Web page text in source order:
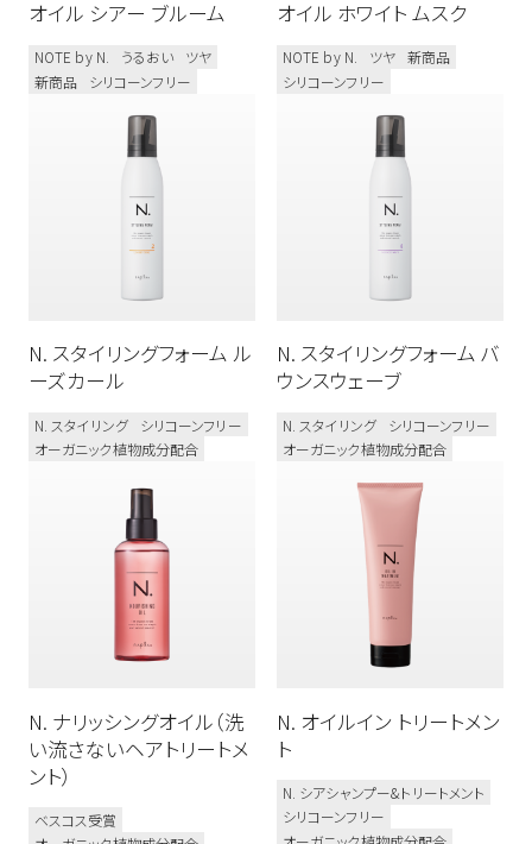
オイル シアー ブルーム
NOTE by N. うるおい
ツヤ
新商品
シリコーンフリー
オイル ホワイト ムスク
NOTE by N. ツヤ 新商品
シリコーンフリー
N. スタイリングフォーム ル
ーズカール
N. スタイリング
シリコーンフリー
オーガニック植物成分配合
N. スタイリングフォーム バ
ウンスウェーブ
N. スタイリング
シリコーンフリー
オーガニック植物成分配合
N. ナリッシングオイル（洗
い流さないヘアトリートメ
ント）
ベスコス受賞
N. オイルイン トリートメン
ト
N. シアシャンプー&トリートメント
シリコーンフリー